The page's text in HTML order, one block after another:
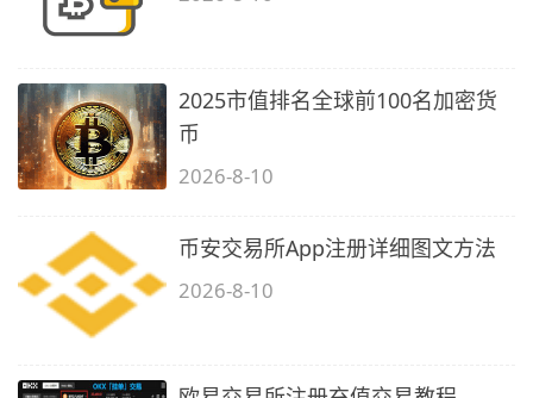
2025市值排名全球前100名加密货
币
2026-8-10
币安交易所App注册详细图文方法
2026-8-10